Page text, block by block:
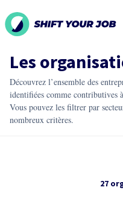
Les
Découvrez l’ensemble des
identifiées comme contributives
Vous pouvez les filtrer par
nombreux critères.
27